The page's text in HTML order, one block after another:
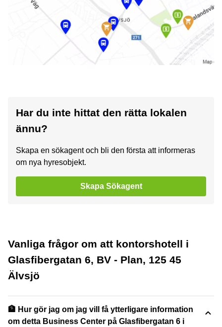
Har du inte hittat den rätta lokalen
ännu?
Skapa en sökagent och bli den första att informeras
om nya hyresobjekt.
Skapa Sökagent
Vanliga frågor om att kontorshotell i
Glasfibergatan 6, BV - Plan, 125 45
Älvsjö
🏦 Hur gör jag om jag vill få ytterligare information
om detta Business Center på Glasfibergatan 6 i